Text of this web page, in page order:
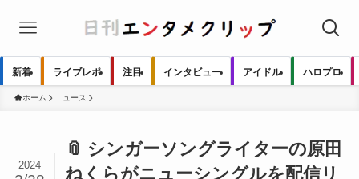
新着 ライブレポ 注目 インタビュー アイドル ハロプロ
ホーム ニュース
📎 シンガーソングライターの原田
ねくらがニューシングルを配信リ
2024